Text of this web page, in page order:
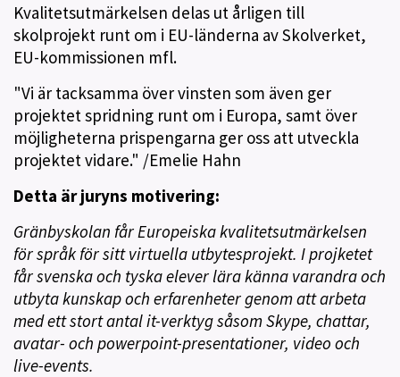
Kvalitetsutmärkelsen delas ut årligen till
skolprojekt runt om i EU-länderna av Skolverket,
EU-kommissionen mfl.
"Vi är tacksamma över vinsten som även ger
projektet spridning runt om i Europa, samt över
möjligheterna prispengarna ger oss att utveckla
projektet vidare." /Emelie Hahn
Detta är juryns motivering:
Gränbyskolan får Europeiska kvalitetsutmärkelsen
för språk för sitt virtuella utbytesprojekt. I projketet
får svenska och tyska elever lära känna varandra och
utbyta kunskap och erfarenheter genom att arbeta
med ett stort antal it-verktyg såsom Skype, chattar,
avatar- och powerpoint-presentationer, video och
live-events.